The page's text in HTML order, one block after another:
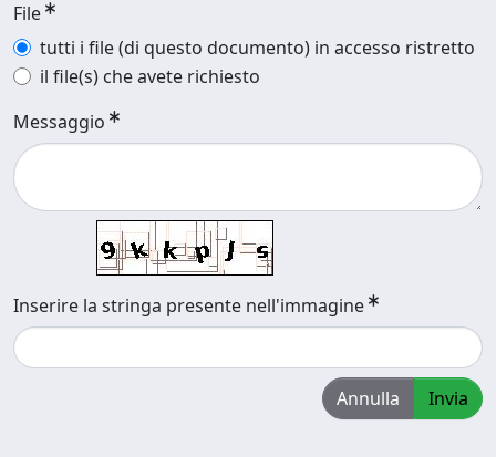
File
tutti i file (di questo documento) in accesso ristretto
il file(s) che avete richiesto
Messaggio
Inserire la stringa presente nell'immagine
Annulla Invia